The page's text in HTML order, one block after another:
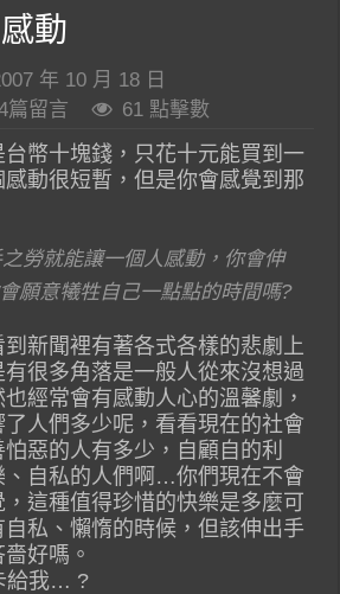
動
年 10 月 18 日
篇留言 61 點擊數
幣十塊錢，只花十元能買到一
動很短暫，但是你會感覺到那
勞就能讓一個人感動，你會伸
願意犧牲自己一點點的時間嗎?
新聞裡有著各式各樣的悲劇上
很多角落是一般人從來沒想過
經常會有感動人心的溫馨劇，
人們多少呢，看看現在的社會
惡的人有多少，自顧自的利
、自私的人們啊…你們現在不會
這種值得珍惜的快樂是多麼可
私、懶惰的時候，但該伸出手
好嗎。
給我… ?